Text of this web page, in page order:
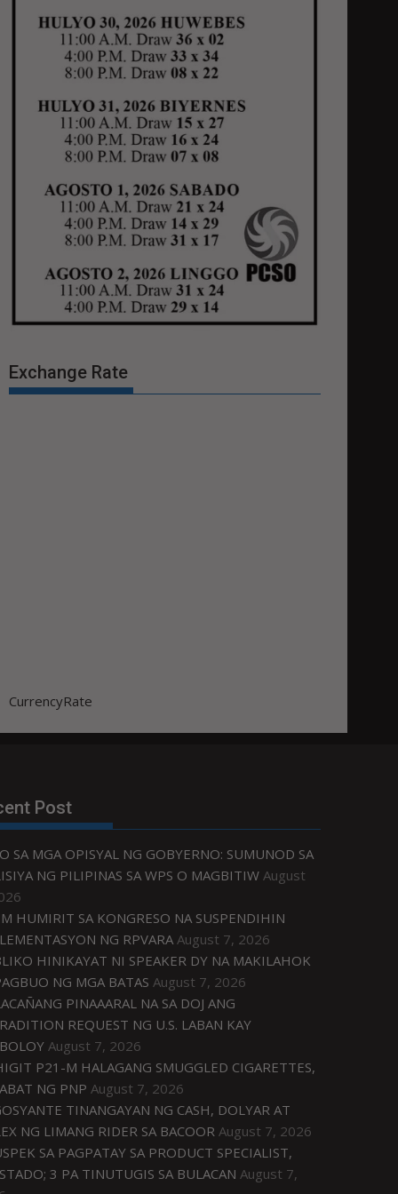
Exchange Rate
CurrencyRate
Post
SA MGA OPISYAL NG GOBYERNO: SUMUNOD SA
NG PILIPINAS SA WPS O MAGBITIW August
HUMIRIT SA KONGRESO NA SUSPENDIHIN
NG RPVARA August 7, 2026
HINIKAYAT NI SPEAKER DY NA MAKILAHOK
NG MGA BATAS August 7, 2026
PINAAARAL NA SA DOJ ANG
REQUEST NG U.S. LABAN KAY
August 7, 2026
P21-M HALAGANG SMUGGLED CIGARETTES,
NG PNP August 7, 2026
TINANGAYAN NG CASH, DOLYAR AT
NG LIMANG RIDER SA BACOOR August 7, 2026
SA PAGPATAY SA PRODUCT SPECIALIST,
3 PA TINUTUGIS SA BULACAN August 7,